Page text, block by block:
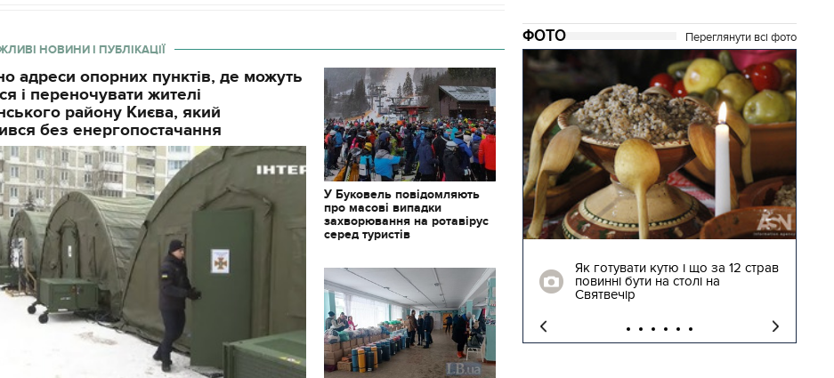
НОВИНИ І ПУБЛІКАЦІЇ
адреси опорних пунктів, де можуть
і переночувати жителі
району Києва, який
без енергопостачання
У Буковель повідомляють
про масові випадки
захворювання на ротавірус
серед туристів
ФОТО Переглянути всі фото
Часи Русі: як виглядають
декорації до фільму "Сторожова
застава"
Як готувати кутю і що за 12 страв
повинні бути на столі на
Святвечір